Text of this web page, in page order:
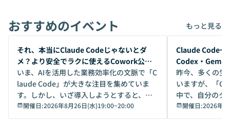
おすすめのイベント もっと見る
開催前
それ、本当にClaude Codeじゃないとダ
メ？より安全でラクに使えるCowork公開
デモ
いま、AIを活用した業務効率化の文脈で「C
laude Code」が大きな注目を集めていま
す。しかし、いざ導入しようとすると、セ
キュリティ面の懸念や権限管理のハードル
から、気軽に使えないケースも多いのでは
開催日:2026年8月26日(水)19:00~20:00
開催前
Claude Code一
Codex・
昨今、多くの生
いますが、「
中で、自分のタ
いいのか」を自
か？ 「なんとなく誰かが良いと言っていた
開催日:2026年8